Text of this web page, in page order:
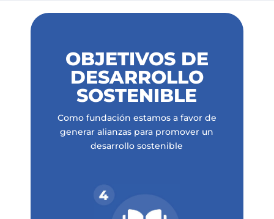
OBJETIVOS DE
DESARROLLO
SOSTENIBLE
Como fundación estamos a favor de
generar alianzas para promover un
desarrollo sostenible